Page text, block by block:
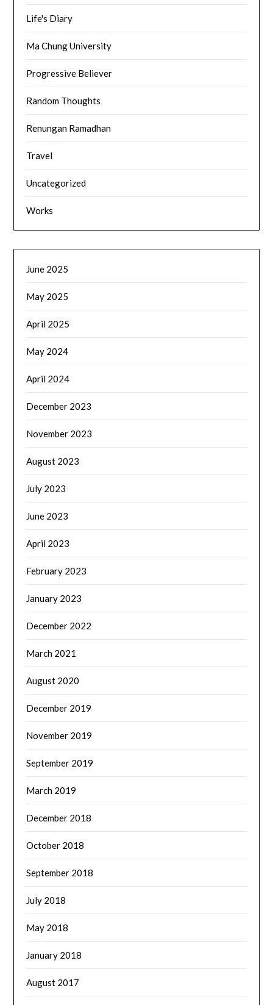
Life's Diary
Ma Chung University
Progressive Believer
Random Thoughts
Renungan Ramadhan
Travel
Uncategorized
Works
June 2025
May 2025
April 2025
May 2024
April 2024
December 2023
November 2023
August 2023
July 2023
June 2023
April 2023
February 2023
January 2023
December 2022
March 2021
August 2020
December 2019
November 2019
September 2019
March 2019
December 2018
October 2018
September 2018
July 2018
May 2018
January 2018
August 2017